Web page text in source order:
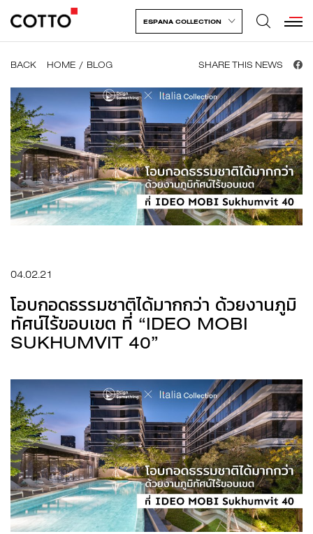
ESPANA COLLECTION
BACK HOME BLOG SHARE THIS NEWS
04.02.21
โอบกอดธรรมชาติได้มากกว่า ด้วยงานภูมิ
ทัศน์ไร้ขอบเขต ที่ “IDEO MOBI
SUKHUMVIT 40”